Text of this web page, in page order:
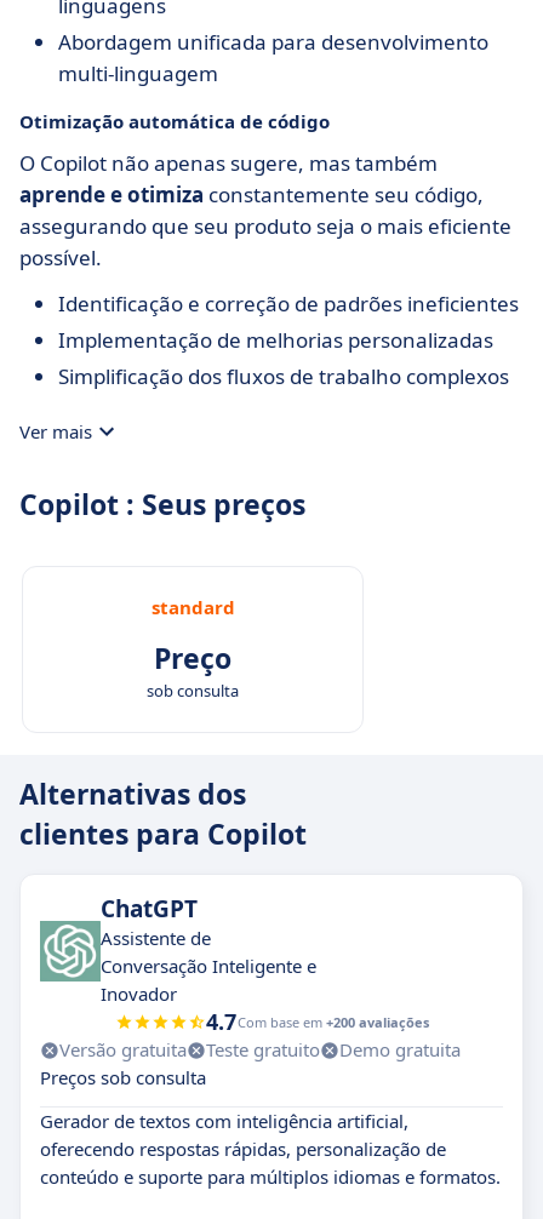
Abordagem unificada para desenvolvimento
multi-linguagem
Otimização automática de código
O Copilot não apenas sugere, mas também
aprende e otimiza constantemente seu código,
assegurando que seu produto seja o mais eficiente
possível.
Identificação e correção de padrões ineficientes
Implementação de melhorias personalizadas
Simplificação dos fluxos de trabalho complexos
Ver mais
Copilot : Seus preços
standard
Preço
sob consulta
Alternativas dos
clientes para Copilot
ChatGPT
Assistente de
Conversação Inteligente e
Inovador
4.7Com base em +200 avaliações
Versão gratuita Teste gratuito
Demo gratuita
Preços sob consulta
Gerador de textos com inteligência artificial,
oferecendo respostas rápidas, personalização de
conteúdo e suporte para múltiplos idiomas e formatos.